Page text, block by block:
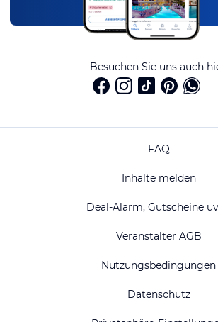
Besuchen Sie uns auch
FAQ
Inhalte melden
Deal-Alarm, Gutscheine
Veranstalter AGB
Nutzungsbedingungen
Datenschutz